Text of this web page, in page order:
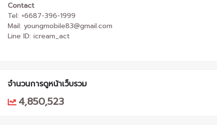
Contact
Tel: +6687-396-1999
Mail: youngmobile83@gmail.com
Line ID: icream_act
จำนวนการดูหน้าเว็บรวม
4,850,523